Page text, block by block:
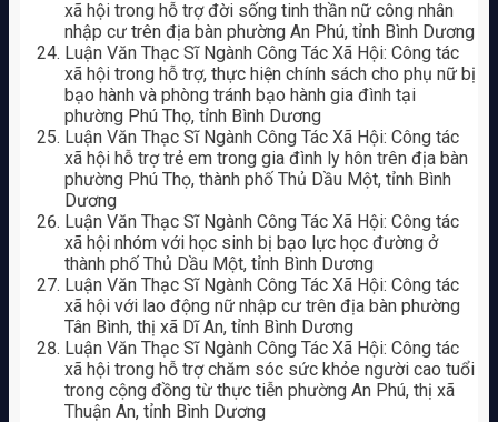
xã hội trong hỗ trợ đời sống tinh thần nữ công nhân
nhập cư trên địa bàn phường An Phú, tỉnh Bình Dương
Luận Văn Thạc Sĩ Ngành Công Tác Xã Hội: Công tác
xã hội trong hỗ trợ, thực hiện chính sách cho phụ nữ bị
bạo hành và phòng tránh bạo hành gia đình tại
phường Phú Thọ, tỉnh Bình Dương
Luận Văn Thạc Sĩ Ngành Công Tác Xã Hội: Công tác
xã hội hỗ trợ trẻ em trong gia đình ly hôn trên địa bàn
phường Phú Thọ, thành phố Thủ Dầu Một, tỉnh Bình
Dương
Luận Văn Thạc Sĩ Ngành Công Tác Xã Hội: Công tác
xã hội nhóm với học sinh bị bạo lực học đường ở
thành phố Thủ Dầu Một, tỉnh Bình Dương
Luận Văn Thạc Sĩ Ngành Công Tác Xã Hội: Công tác
xã hội với lao động nữ nhập cư trên địa bàn phường
Tân Bình, thị xã Dĩ An, tỉnh Bình Dương
Luận Văn Thạc Sĩ Ngành Công Tác Xã Hội: Công tác
xã hội trong hỗ trợ chăm sóc sức khỏe người cao tuổi
trong cộng đồng từ thực tiễn phường An Phú, thị xã
Thuận An, tỉnh Bình Dương